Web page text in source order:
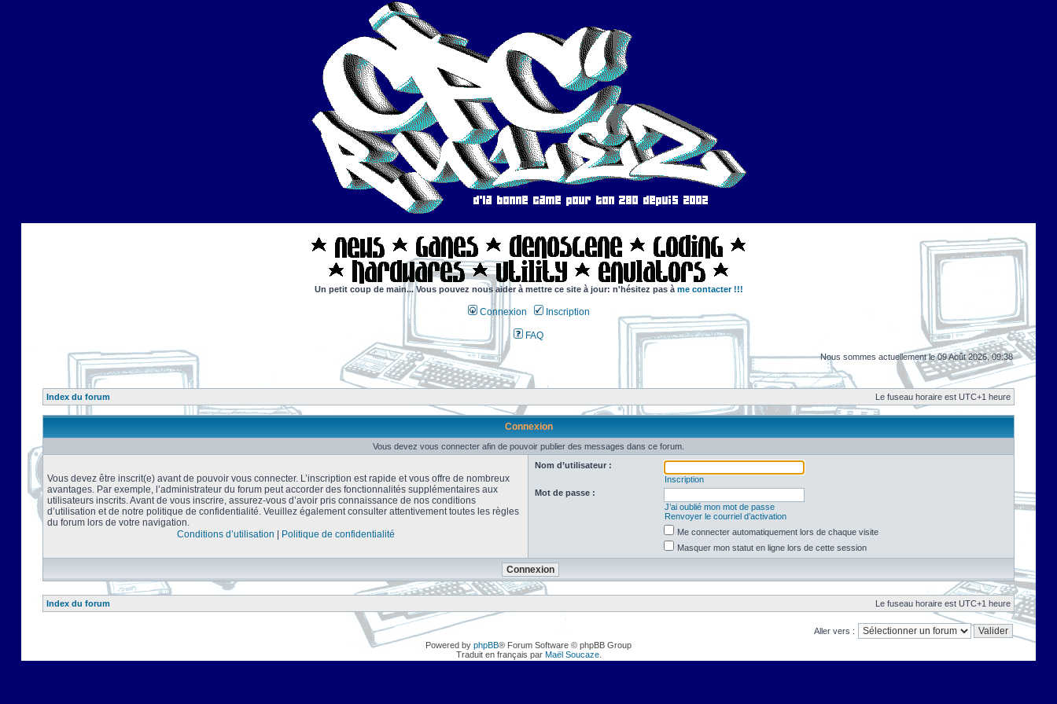
Un petit coup de main... Vous pouvez nous aider à mettre ce site à jour: n'hésitez pas à me contacter !!!
Connexion Inscription
FAQ
Nous sommes actuellement le 09 Août 2026, 09:38
Index du forum Le fuseau horaire est UTC+1 heure
Connexion
Vous devez vous connecter afin de pouvoir publier des messages dans ce forum.
Vous devez être inscrit(e) avant de pouvoir vous connecter. L’inscription est rapide et vous offre de nombreux
avantages. Par exemple, l’administrateur du forum peut accorder des fonctionnalités supplémentaires aux
utilisateurs inscrits. Avant de vous inscrire, assurez-vous d’avoir pris connaissance de nos conditions
d’utilisation et de notre politique de confidentialité. Veuillez également consulter attentivement toutes les règles
du forum lors de votre navigation.
Conditions d’utilisation
Politique de confidentialité
Nom d’utilisateur :
Inscription
Mot de passe :
J’ai oublié mon mot de passe
Renvoyer le courriel d’activation
Me connecter automatiquement lors de chaque visite
Masquer mon statut en ligne lors de cette session
Index du forum Le fuseau horaire est UTC+1 heure
Aller vers :
Powered by phpBB® Forum Software © phpBB Group
Traduit en français par Maël Soucaze.